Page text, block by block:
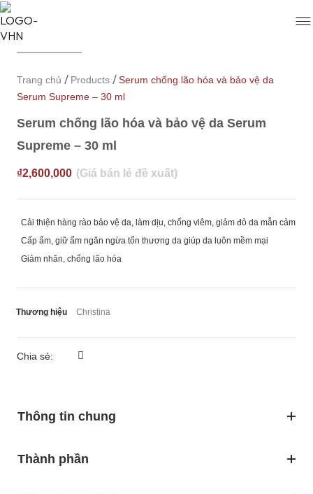
Trang chủ / Products /Serum chống lão hóa và bảo vệ da
Serum Supreme – 30 ml
Serum chống lão hóa và bảo vệ da Serum
Supreme – 30 ml
₫2,600,000
Cải thiện hàng rào bảo vệ da, làm dịu, chống viêm, giảm đỏ da mẫn cảm
Cấp ẩm, giữ ẩm ngăn ngừa tổn thương da giúp da luôn mềm mại
Giảm nhăn, chống lão hóa
Thương hiệu Christina
Chia sẻ:
Thông tin chung
Thành phần